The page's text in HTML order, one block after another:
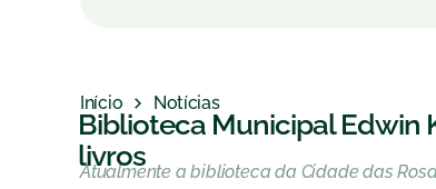
Início Notícias
Biblioteca Municipal Edwin
livros
Atualmente a biblioteca da Cidade das